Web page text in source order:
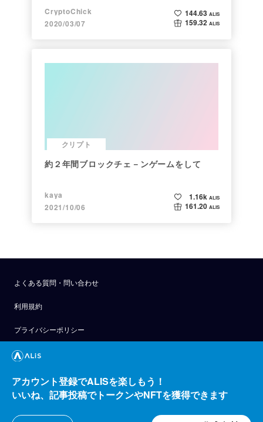
CryptoChick
2020/03/07
144.63 ALIS
159.32 ALIS
クリプト
約２年間ブロックチェ－ンゲームをして
kaya
2021/10/06
1.16k ALIS
161.20 ALIS
よくある質問・問い合わせ
利用規約
プライバシーポリシー
公式アナウンス
技術ブログ
API
アカウント登録でALISを楽しもう！
いいね、記事投稿でトークンやNFTを獲得できます